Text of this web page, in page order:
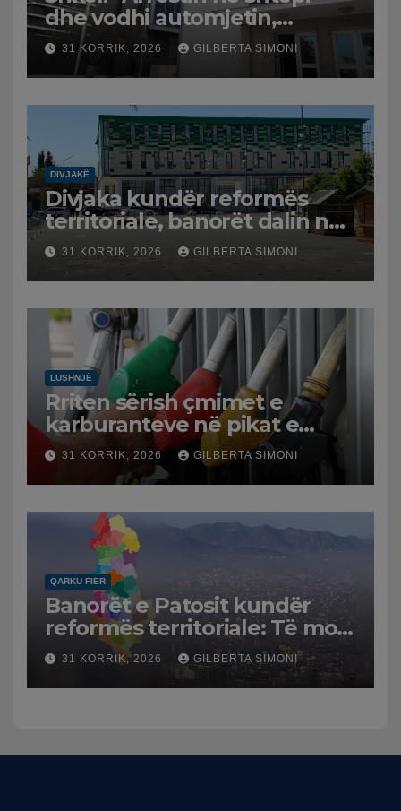
dhe vodhi automjetin,
arrestohet 43-vjeçari
31 KORRIK, 2026 GILBERTA SIMONI
DIVJAKË
Divjaka kundër reformës
territoriale, banorët dalin në
protestë.
31 KORRIK, 2026 GILBERTA SIMONI
LUSHNJË
Rriten sërish çmimet e
karburanteve në pikat e
karburanteve në Lushnjë.
Tensionet në Lindjen e
Mesme shtrenjtojnë naftën
dhe benzinën në vend
31 KORRIK, 2026 GILBERTA SIMONI
QARKU FIER
Banorët e Patosit kundër
reformës territoriale: Të mos
humbasim identitetin e
qytetit
31 KORRIK, 2026 GILBERTA SIMONI